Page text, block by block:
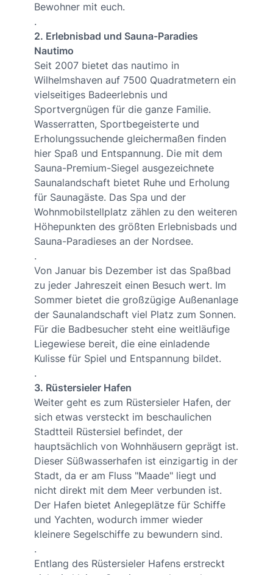
Bewohner mit euch.
.
2. Erlebnisbad und Sauna-Paradies
Nautimo
Seit 2007 bietet das nautimo in
Wilhelmshaven auf 7500 Quadratmetern ein
vielseitiges Badeerlebnis und
Sportvergnügen für die ganze Familie.
Wasserratten, Sportbegeisterte und
Erholungssuchende gleichermaßen finden
hier Spaß und Entspannung. Die mit dem
Sauna-Premium-Siegel ausgezeichnete
Saunalandschaft bietet Ruhe und Erholung
für Saunagäste. Das Spa und der
Wohnmobilstellplatz zählen zu den weiteren
Höhepunkten des größten Erlebnisbads und
Sauna-Paradieses an der Nordsee.
.
Von Januar bis Dezember ist das Spaßbad
zu jeder Jahreszeit einen Besuch wert. Im
Sommer bietet die großzügige Außenanlage
der Saunalandschaft viel Platz zum Sonnen.
Für die Badbesucher steht eine weitläufige
Liegewiese bereit, die eine einladende
Kulisse für Spiel und Entspannung bildet.
.
3. Rüstersieler Hafen
Weiter geht es zum Rüstersieler Hafen, der
sich etwas versteckt im beschaulichen
Stadtteil Rüstersiel befindet, der
hauptsächlich von Wohnhäusern geprägt ist.
Dieser Süßwasserhafen ist einzigartig in der
Stadt, da er am Fluss "Maade" liegt und
nicht direkt mit dem Meer verbunden ist.
Der Hafen bietet Anlegeplätze für Schiffe
und Yachten, wodurch immer wieder
kleinere Segelschiffe zu bewundern sind.
.
Entlang des Rüstersieler Hafens erstreckt